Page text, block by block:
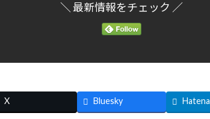
＼ 最新情報をチェック ／
X Bluesky Hatena